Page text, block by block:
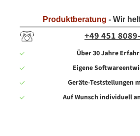
Produktberatung - Wir
+49 451
Über 30 Jahre
Eigene
Geräte-Teststellungen
Auf Wunsch individuell